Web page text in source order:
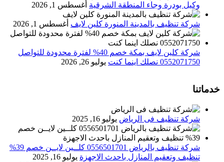
وكيل بودرة وجاء المنطقة الشرقية أغسطس 1, 2026
شركة تنظيف بالمدينة المنورة كلين لايف أغسطس 1, 2026
شركة كلين لايف بمكة خصم 40% لفترة محدودة للتواصل
0552071750 نصلك اينما كنت
يوليو 26, 2026
خدماتنا
شركة تنظيف فى الرياض يوليو 16, 2025
شركة تنظيف بالرياض 0556501701 كلــين لايــن خصم 39%
تنظيف وتعقيم المنازل باحدث الاجهزة يوليو 16, 2025